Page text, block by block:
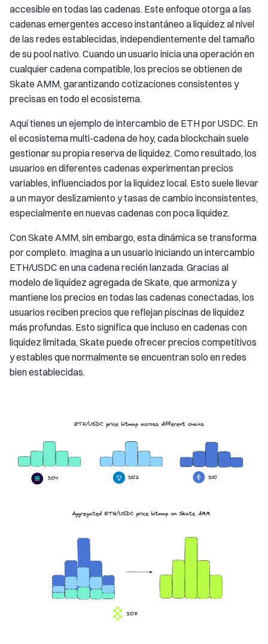
accesible en todas las cadenas. Este enfoque otorga a las
cadenas emergentes acceso instantáneo a liquidez al nivel
de las redes establecidas, independientemente del tamaño
de su pool nativo. Cuando un usuario inicia una operación en
cualquier cadena compatible, los precios se obtienen de
Skate AMM, garantizando cotizaciones consistentes y
precisas en todo el ecosistema.
Aquí tienes un ejemplo de intercambio de ETH por USDC. En
el ecosistema multi-cadena de hoy, cada blockchain suele
gestionar su propia reserva de liquidez. Como resultado, los
usuarios en diferentes cadenas experimentan precios
variables, influenciados por la liquidez local. Esto suele llevar
a un mayor deslizamiento y tasas de cambio inconsistentes,
especialmente en nuevas cadenas con poca liquidez.
Con Skate AMM, sin embargo, esta dinámica se transforma
por completo. Imagina a un usuario iniciando un intercambio
ETH/USDC en una cadena recién lanzada. Gracias al
modelo de liquidez agregada de Skate, que armoniza y
mantiene los precios en todas las cadenas conectadas, los
usuarios reciben precios que reflejan piscinas de liquidez
más profundas. Esto significa que incluso en cadenas con
liquidez limitada, Skate puede ofrecer precios competitivos
y estables que normalmente se encuentran solo en redes
bien establecidas.